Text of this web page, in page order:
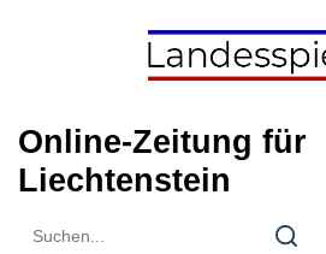
Online-Zeitung für
Liechtenstein
Search
Search